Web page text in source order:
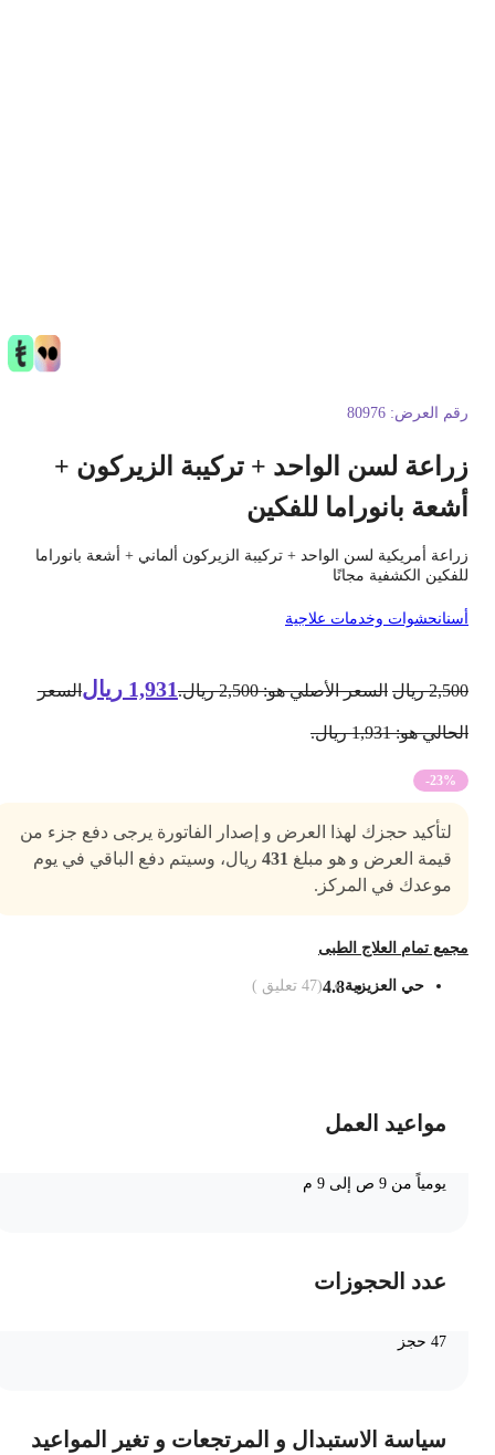
العرض: 80976
لسن الواحد + تركيبة الزيركون +
بانوراما للفكين
أمريكية لسن الواحد + تركيبة الزيركون ألماني + أشعة بانوراما
الكشفية مجانًا
حشوات وخدمات علاجية
ريال السعر الأصلي هو: 2,500 ريال. 1,931 ريال السعر
هو: 1,931 ريال.
-23%
لتأكيد حجزك لهذا العرض و إصدار الفاتورة يرجى دفع جزء من
قيمة العرض و هو مبلغ431 ريال، وسيتم دفع الباقي في يوم
موعدك في المركز.
تمام العلاج الطبى
حي العزيزية4.8
(
47تعليق )
مواعيد العمل
يومياً من 9 ص إلى 9 م
عدد الحجوزات
سياسة الاستبدال و المرتجعات و تغير المواعيد